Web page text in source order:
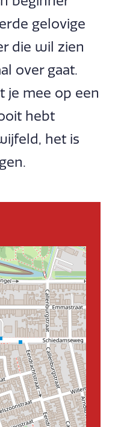
gelovige
die wil zien
over gaat.
je mee op een
hebt
het is